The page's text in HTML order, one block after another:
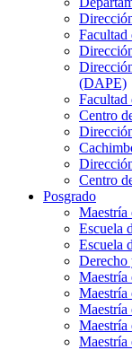
Facultad
(DAPE)
Facultad
Centro
Centro
Posgrado
Maestría
Escuela
Escuela
Derecho
Maestría
Maestría
Maestría